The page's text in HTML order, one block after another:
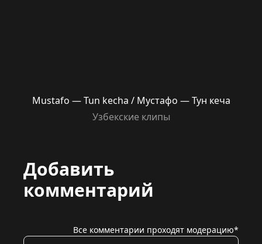
Mustafo — Tun kecha / Мустафо — Тун кеча
Узбекские клипы
Добавить
комментарий
Все комментарии проходят модерацию*